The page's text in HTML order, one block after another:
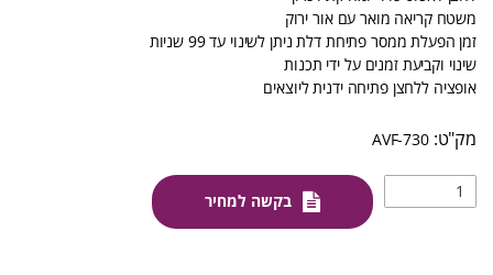
משטח קריאה מואר עם אור ירוק
זמן הפעלת ממסר פתיחת דלת ניתן לשינוי עד 99 שניות
שינוי וקביעת זמנים על ידי תכנות
אופציה ללחצן פתיחה ידנית ליוצאים
AVF-730
בקשה למחיר